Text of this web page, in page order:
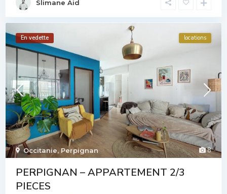
Slimane Aid
8
Occitanie,Perpignan
En vedette locations
PERPIGNAN – APPARTEMENT 2/3
PIECES